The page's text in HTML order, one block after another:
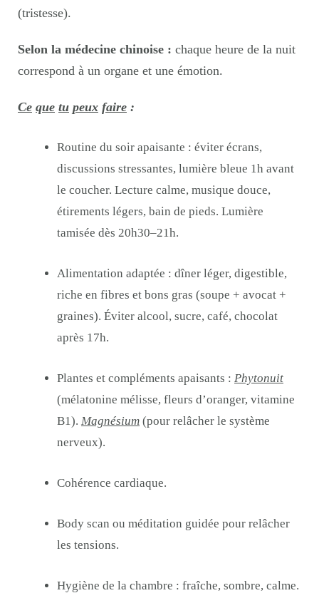
(tristesse).
Selon la médecine chinoise : chaque heure de la nuit
correspond à un organe et une émotion.
Ce que tu peux faire :
Routine du soir apaisante : éviter écrans,
discussions stressantes, lumière bleue 1h avant
le coucher. Lecture calme, musique douce,
étirements légers, bain de pieds. Lumière
tamisée dès 20h30–21h.
Alimentation adaptée : dîner léger, digestible,
riche en fibres et bons gras (soupe + avocat +
graines). Éviter alcool, sucre, café, chocolat
après 17h.
Plantes et compléments apaisants : Phytonuit
(mélatonine mélisse, fleurs d’oranger, vitamine
B1). Magnésium (pour relâcher le système
nerveux).
Cohérence cardiaque.
Body scan ou méditation guidée pour relâcher
les tensions.
Hygiène de la chambre : fraîche, sombre, calme.